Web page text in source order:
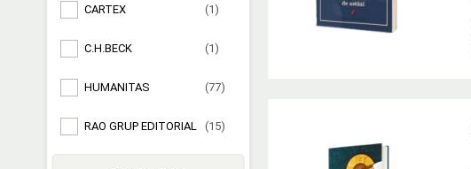
CARTEX (1)
C.H.BECK (1)
HUMANITAS (77)
RAO GRUP EDITORIAL (15)